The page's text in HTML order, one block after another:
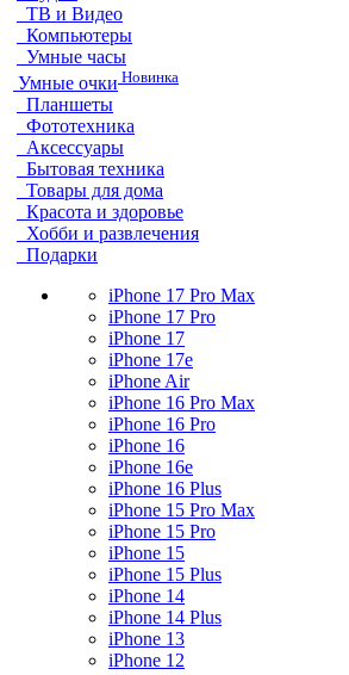
ТВ и Видео
Компьютеры
Умные часы
Умные очки Новинка
Планшеты
Фототехника
Аксессуары
Бытовая техника
Товары для дома
Красота и здоровье
Хобби и развлечения
Подарки
iPhone 17 Pro Max
iPhone 17 Pro
iPhone 17
iPhone 17e
iPhone Air
iPhone 16 Pro Max
iPhone 16 Pro
iPhone 16
iPhone 16e
iPhone 16 Plus
iPhone 15 Pro Max
iPhone 15 Pro
iPhone 15
iPhone 15 Plus
iPhone 14
iPhone 14 Plus
iPhone 13
iPhone 12